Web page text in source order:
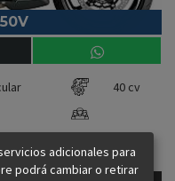
40 cv
adicionales para
podrá cambiar o retirar